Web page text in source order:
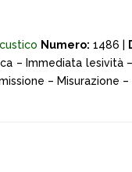
Numero: 1486 |
– Immediata
–